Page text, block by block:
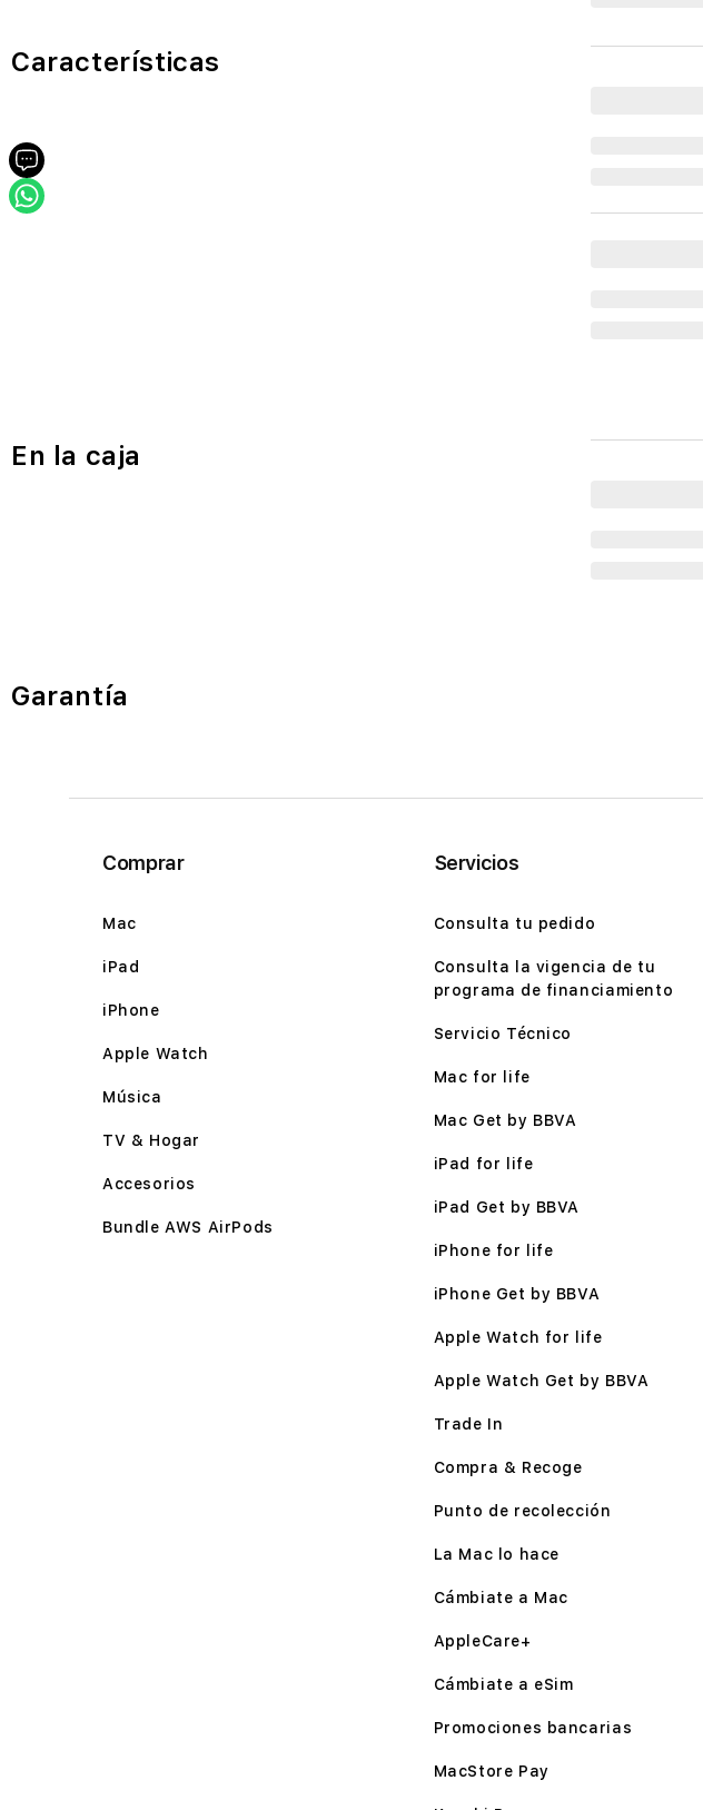
Características
En la caja
Garantía
Comprar
Mac
iPad
iPhone
Apple Watch
Música
TV & Hogar
Accesorios
Bundle AWS AirPods
Servicios
Consulta tu pedido
Consulta la vigencia de tu
programa de financiamiento
Servicio Técnico
Mac for life
Mac Get by BBVA
iPad for life
iPad Get by BBVA
iPhone for life
iPhone Get by BBVA
Apple Watch for life
Apple Watch Get by BBVA
Trade In
Compra & Recoge
Punto de recolección
La Mac lo hace
Cámbiate a Mac
AppleCare+
Cámbiate a eSim
Promociones bancarias
MacStore Pay